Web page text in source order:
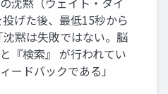
げた後、最低15秒から
黙は失敗ではない。脳
『検索』 が行われてい
ードバックである」